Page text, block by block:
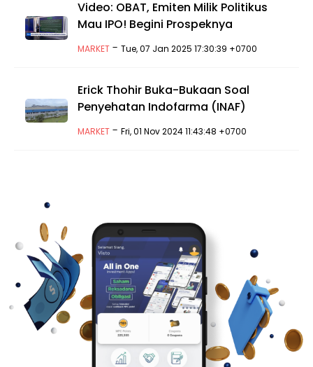
Video: OBAT, Emiten Milik Politikus
Mau IPO! Begini Prospeknya
MARKET- Tue, 07 Jan 2025 17:30:39 +0700
Erick Thohir Buka-Bukaan Soal
Penyehatan Indofarma (INAF)
MARKET -Fri, 01 Nov 2024 11:43:48 +0700